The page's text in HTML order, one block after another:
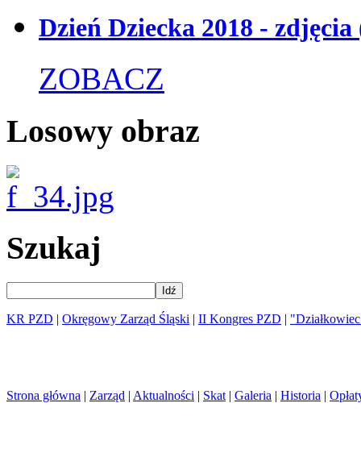
Dzień Dziecka 2018 - zdjęcia
ZOBACZ
Losowy obraz
Szukaj
Idź
KR PZD | Okręgowy Zarząd Śląski | II Kongres PZD |
Strona główna | Zarząd | Aktualności | Skat | Galeria | Historia |